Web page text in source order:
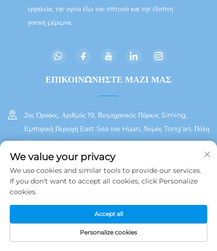
εργαλεία, την υγεία έξω του σπιτιού και την έξυπνη
γονική μέριμνα.
ΕΠΙΚΟΙΝΩΝΗΣΤΕ ΜΑΖΙ ΜΑΣ
2ος Όροφος, Αριθμός 19, Βιομηχανικός Πάρκος Siming,
Εμπορική Περιοχή East Sea του Huan, Νομός Tong'an, Πόλη
Xiamen
+86 13215929911
[email protected]
Δικαιώματα Πνευματικής Ιδιοκτησίας © 2025 από τη Jamooz (Xiamen)
Technology Co., Ltd. Πολιτική Απορρήτου
ΗΛ.
We value your privacy
We use cookies and similar tools to provide our services.
If you don't want to accept all cookies, click Personalize
cookies.
Personalize cookies
Accept all